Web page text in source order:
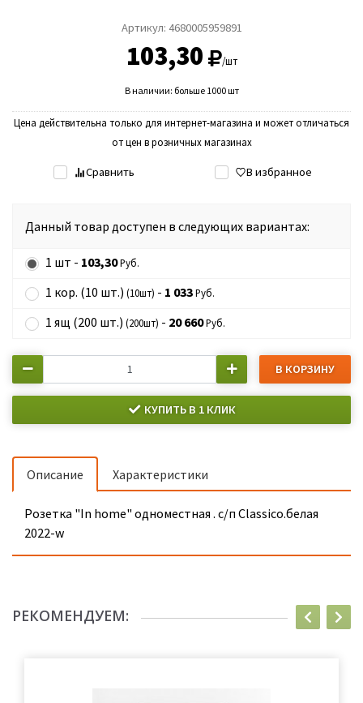
Артикул: 4680005959891
103,30 /шт
В наличии: больше 1000 шт
Цена действительна только для интернет-магазина и может отличаться
от цен в розничных магазинах
Сравнить В избранное
Данный товар доступен в следующих вариантах:
1 шт - 103,30Руб.
1 кор. (10 шт.) (10шт) - 1 033Руб.
1 ящ (200 шт.) (200шт) - 20 660Руб.
В КОРЗИНУ
КУПИТЬ В 1 КЛИК
Описание Характеристики
Розетка "In home" одноместная . с/п Classico.белая
2022-w
РЕКОМЕНДУЕМ: